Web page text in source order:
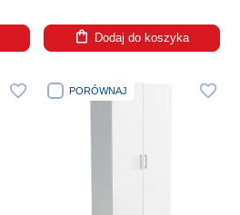
Dodaj do koszyka
PORÓWNAJ